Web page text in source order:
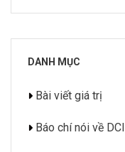
DANH MỤC
Bài viết giá trị
Báo chí nói về DCI